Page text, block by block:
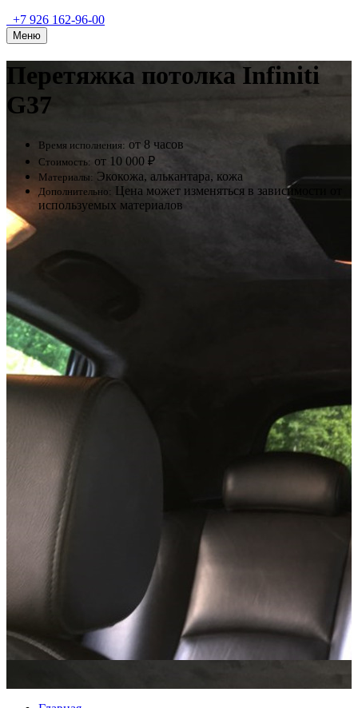
+7 926 162-96-00
Меню
Перетяжка потолка Infiniti
G37
Время исполнения: от 8 часов
Стоимость: от 10 000 ₽
Материалы: Экокожа, алькантара, кожа
Дополнительно: Цена может изменяться в зависимости от
используемых материалов